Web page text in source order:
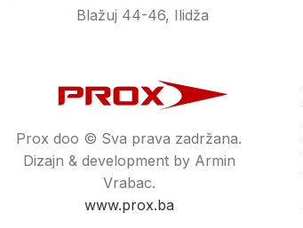
Blažuj 44-46, Ilidža
Prox doo © Sva prava zadržana.
Dizajn & development by Armin
Vrabac.
www.prox.ba